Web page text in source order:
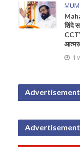
शिंदे
1